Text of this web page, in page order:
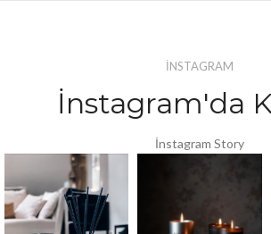
İNSTAGRAM
İnstagram'da
İnstagram Story